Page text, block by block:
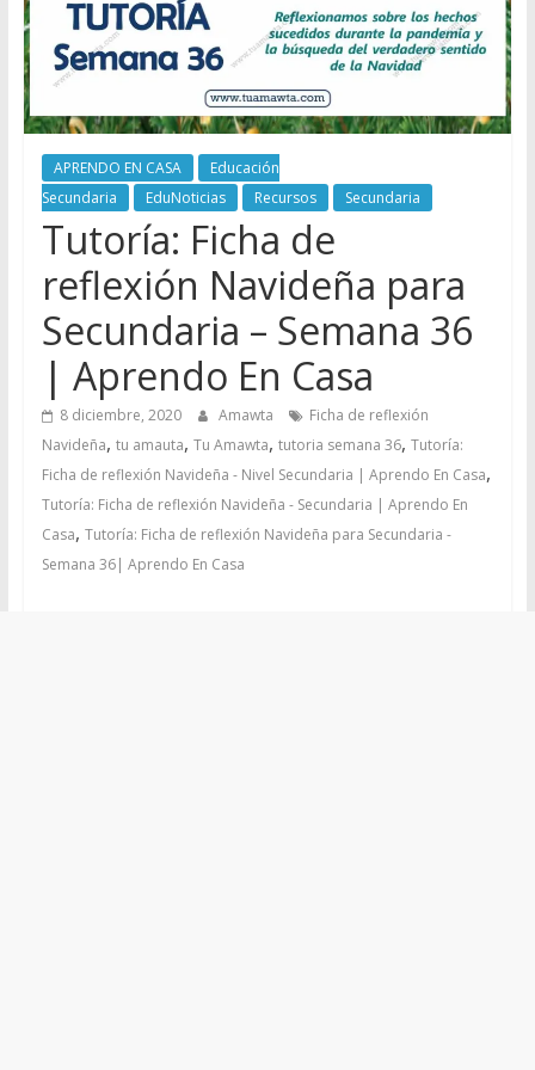
APRENDO EN CASA
Educación
Secundaria
EduNoticias Recursos Secundaria
Tutoría: Ficha de
reflexión Navideña para
Secundaria – Semana 36
| Aprendo En Casa
8 diciembre, 2020 Amawta
Ficha de reflexión
Navideña, tu amauta, Tu Amawta, tutoria semana 36, Tutoría:
Ficha de reflexión Navideña - Nivel Secundaria | Aprendo En Casa,
Tutoría: Ficha de reflexión Navideña - Secundaria | Aprendo En
Casa, Tutoría: Ficha de reflexión Navideña para Secundaria -
Semana 36| Aprendo En Casa